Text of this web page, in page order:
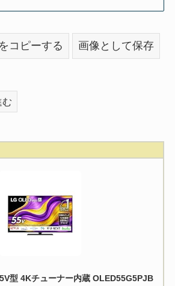
コピーする 画像として保存
む
型 4Kチューナー内蔵 OLED55G5PJB